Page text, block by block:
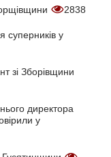
2838
суперників у
зі Зборівщини
директора
у